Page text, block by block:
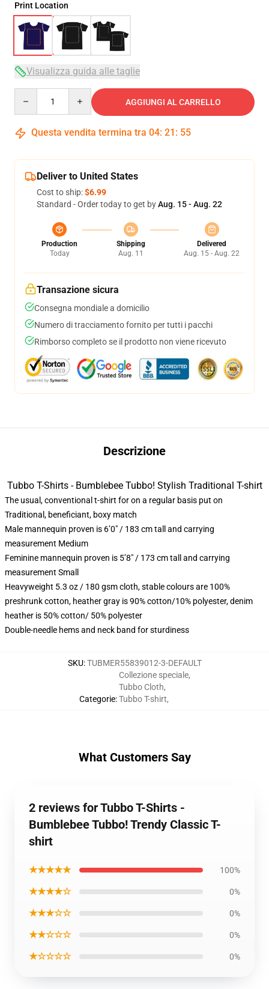
Print Location
Visualizza guida alle taglie
AGGIUNGI AL CARRELLO
Questa vendita termina tra 04: 21 : 54
Deliver to United States
Cost to ship:$6.99
Standard - Order today to get byAug. 15 - Aug. 22
Production
Today
Shipping
Aug. 11
Delivered
Aug. 15 - Aug. 22
Transazione sicura
Consegna mondiale a domicilio
Numero di tracciamento fornito per tutti i pacchi
Rimborso completo se il prodotto non viene ricevuto
Descrizione
Tubbo T-Shirts - Bumblebee Tubbo! Stylish Traditional T-shirt
The usual, conventional t-shirt for on a regular basis put on
Traditional, beneficiant, boxy match
Male mannequin proven is 6’0″ / 183 cm tall and carrying
measurement Medium
Feminine mannequin proven is 5’8″ / 173 cm tall and carrying
measurement Small
Heavyweight 5.3 oz / 180 gsm cloth, stable colours are 100%
preshrunk cotton, heather gray is 90% cotton/10% polyester, denim
heather is 50% cotton/ 50% polyester
Double-needle hems and neck band for sturdiness
SKU:TUBMER55839012-3-DEFAULT
Categorie:
Collezione speciale,
Tubbo Cloth,
Tubbo T-shirt,
What Customers Say
2 reviews for Tubbo T-Shirts -
Bumblebee Tubbo! Trendy Classic T-
shirt
★★★★★ 100%
★★★★☆ 0%
★★★☆☆ 0%
★★☆☆☆ 0%
★☆☆☆☆ 0%